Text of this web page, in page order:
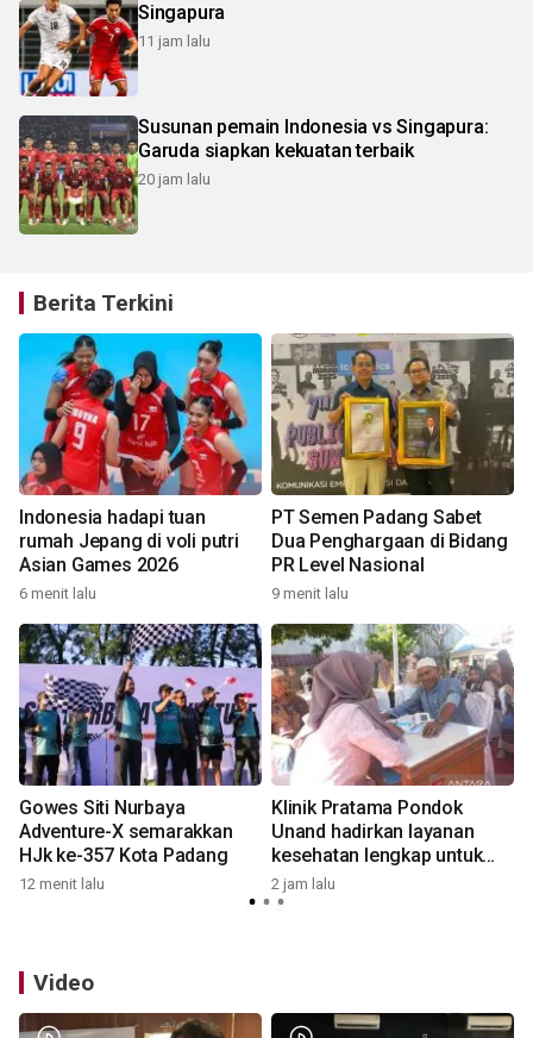
Singapura
11 jam lalu
Susunan pemain Indonesia vs Singapura:
Garuda siapkan kekuatan terbaik
20 jam lalu
Berita Terkini
Indonesia hadapi tuan
rumah Jepang di voli putri
Asian Games 2026
6 menit lalu
PT Semen Padang Sabet
Dua Penghargaan di Bidang
PR Level Nasional
9 menit lalu
Gowes Siti Nurbaya
Adventure-X semarakkan
HJk ke-357 Kota Padang
12 menit lalu
Klinik Pratama Pondok
Unand hadirkan layanan
kesehatan lengkap untuk
masyarakat Padang
2 jam lalu
Video